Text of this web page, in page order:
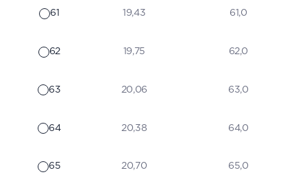
61 19,43 61,0
62 19,75 62,0
63 20,06 63,0
64 20,38 64,0
65 20,70 65,0